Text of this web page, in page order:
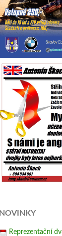
NOVINKY
Reprezentační